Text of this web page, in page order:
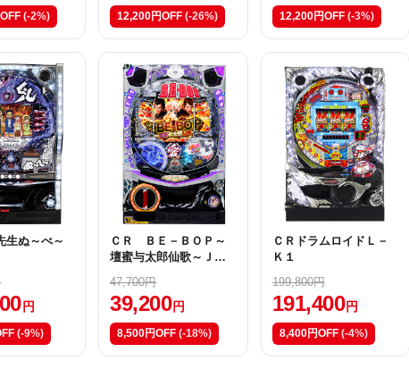
(-2%) 12,200円OFF (-26%) 12,200円OFF (-3%)
生ぬ～べ～
円
(-9%)
ＣＲ ＢＥ－ＢＯＰ～
壇蜜与太郎仙歌～ＪＰ
47,700円
39,200 円
8,500円OFF (-18%)
ＣＲドラムロイドＬ－
Ｋ１
199,800円
191,400 円
8,400円OFF (-4%)